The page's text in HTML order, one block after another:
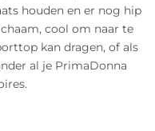
houden en er nog hip
cool om naar te
kan dragen, of als
al je PrimaDonna